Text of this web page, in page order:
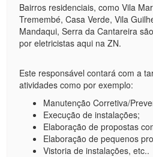
Bairros residenciais, como Vila
Tremembé, Casa Verde, Vila
Mandaqui, Serra da Cantareira
por eletricistas aqui na ZN.
Este responsável contará com a
atividades como por exemplo:
Manutenção Corretiva/
Execução de instalações;
Elaboração de propostas
Elaboração de pequenos
Vistoria de instalações, etc..